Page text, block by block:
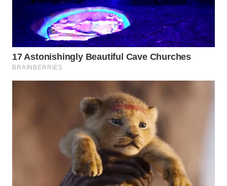
WAHANA
SELEB
WAHANA
PERSONA
WAHANA